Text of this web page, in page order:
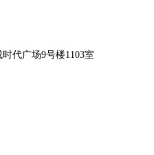
代广场9号楼1103室